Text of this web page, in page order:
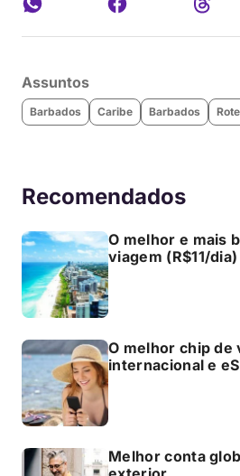
Assuntos
Barbados Caribe Barbados
Recomendados
O melhor e mais
viagem (R$11/dia)
O melhor chip de
internacional e
Melhor conta